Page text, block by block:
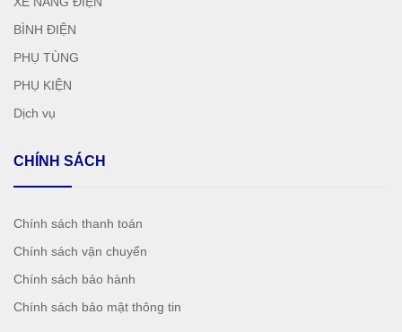
BÌNH ĐIỆN
PHỤ TÙNG
PHỤ KIỆN
Dịch vụ
CHÍNH SÁCH
Chính sách thanh toán
Chính sách vận chuyển
Chính sách bảo hành
Chính sách bảo mật thông tin